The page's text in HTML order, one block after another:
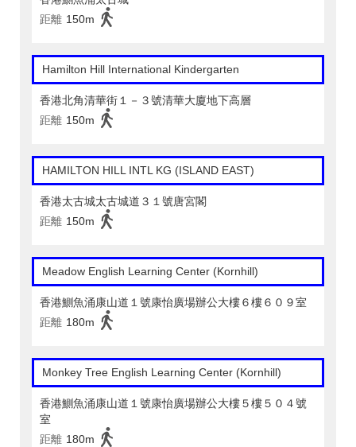
距離 150m
Hamilton Hill International Kindergarten
香港北角清華街１－３號清華大廈地下高層
距離 150m
HAMILTON HILL INTL KG (ISLAND EAST)
香港太古城太古城道３１號唐宮閣
距離 150m
Meadow English Learning Center (Kornhill)
香港鰂魚涌康山道１號康怡廣場辦公大樓６樓６０９室
距離 180m
Monkey Tree English Learning Center (Kornhill)
香港鰂魚涌康山道１號康怡廣場辦公大樓５樓５０４號
室
距離 180m